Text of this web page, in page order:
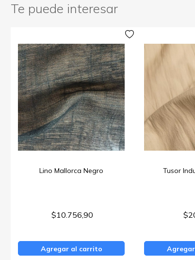
Te puede interesar
Lino Mallorca Negro
$10.756,90
Agregar al carrito
Tusor